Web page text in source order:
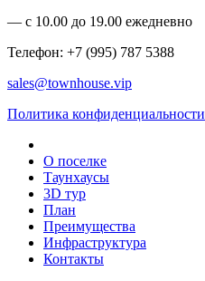
— с 10.00 до 19.00 ежедневно
Телефон: +7 (995) 787 5388
sales@townhouse.vip
Политика конфиденциальности
О поселке
Таунхаусы
3D тур
План
Преимущества
Инфраструктура
Контакты